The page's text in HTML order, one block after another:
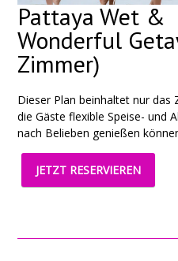
Pattaya Wet &
Wonderful
Zimmer)
Dieser Plan beinhaltet nur das
die Gäste flexible Speise- und
nach Belieben genießen
JETZT RESERVIEREN